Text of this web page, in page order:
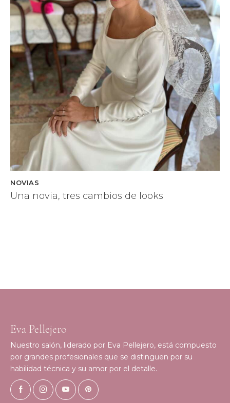
NOVIAS
Una novia, tres cambios de looks
Eva Pellejero
Nuestro salón, liderado por Eva Pellejero, está compuesto
por grandes profesionales que se distinguen por su
habilidad técnica y su amor por el detalle.